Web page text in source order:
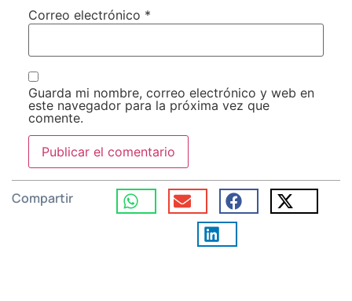
Correo electrónico *
Guarda mi nombre, correo electrónico y web en
este navegador para la próxima vez que
comente.
Compartir